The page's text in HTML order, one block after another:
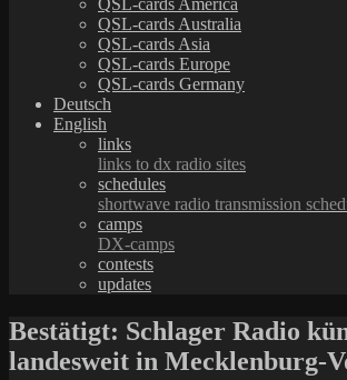
QSL-cards America
QSL-cards Australia
QSL-cards Asia
QSL-cards Europe
QSL-cards Germany
Deutsch
English
links
links to dx radio sites
schedules
shortwave radio transmission
camps
DX-camps
contests
updates
Bestätigt: Schlager Radio
landesweit in Mecklenburg-